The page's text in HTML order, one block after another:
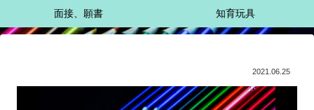
面接、願書 知育玩具
2021.06.25